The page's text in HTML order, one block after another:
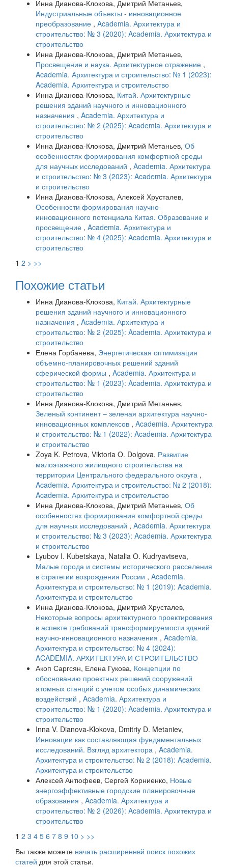
Инна Дианова-Клокова, Дмитрий Метаньев,
Индустриальные объекты - инновационное
преобразование , Academia. Архитектура и
строительство: № 3 (2020): Academia. Архитектура и
строительство
Инна Дианова-Клокова, Дмитрий Метаньев,
Просвещение и наука. Архитектурное отражение ,
Academia. Архитектура и строительство: № 1 (2023):
Academia. Архитектура и строительство
Инна Дианова-Клокова, Китай. Архитектурные
решения зданий научного и инновационного
назначения , Academia. Архитектура и
строительство: № 2 (2025): Academia. Архитектура и
строительство
Инна Дианова-Клокова, Дмитрий Метаньев, Об
особенностях формирования комфортной среды
для научных исследований , Academia. Архитектура
и строительство: № 3 (2023): Academia. Архитектура
и строительство
Инна Дианова-Клокова, Алексей Хрусталев,
Особенности формирования научно-
инновационного потенциала Китая. Образование и
просвещение , Academia. Архитектура и
строительство: № 4 (2025): Academia. Архитектура и
строительство
1 2 > >>
Похожие статьи
Инна Дианова-Клокова, Китай. Архитектурные
решения зданий научного и инновационного
назначения , Academia. Архитектура и
строительство: № 2 (2025): Academia. Архитектура и
строительство
Елена Горбанева, Энергетическая оптимизация
объемно-планировочных решений зданий
сферической формы , Academia. Архитектура и
строительство: № 1 (2023): Academia. Архитектура и
строительство
Инна Дианова-Клокова, Дмитрий Метаньев,
Зеленый континент – зеленая архитектура научно-
инновационных комплексов , Academia. Архитектура
и строительство: № 1 (2022): Academia. Архитектура
и строительство
Zoya K. Petrova, Viktoria O. Dolgova, Развитие
малоэтажного жилищного строительства на
территории Центрального федерального округа ,
Academia. Архитектура и строительство: № 2 (2018):
Academia. Архитектура и строительство
Инна Дианова-Клокова, Дмитрий Метаньев, Об
особенностях формирования комфортной среды
для научных исследований , Academia. Архитектура
и строительство: № 3 (2023): Academia. Архитектура
и строительство
Lyubov I. Kubetskaya, Natalia O. Kudryavtseva,
Малые города и системы исторического расселения
в стратегии возрождения России , Academia.
Архитектура и строительство: № 1 (2019): Academia.
Архитектура и строительство
Инна Дианова-Клокова, Дмитрий Хрусталев,
Некоторые вопросы архитектурного проектирования
в аспекте требований трансформируемости зданий
научно-инновационного назначения , Academia.
Архитектура и строительство: № 4 (2024):
ACADEMIA. АРХИТЕКТУРА И СТРОИТЕЛЬСТВО
Акоп Саргсян, Елена Гукова, Концепции по
обоснованию проектных решений сооружений
атомных станций с учетом особых динамических
воздействий , Academia. Архитектура и
строительство: № 1 (2020): Academia. Архитектура и
строительство
Inna V. Dianova-Klokova, Dmitriy D. Metaniev,
Инновации как составляющая фундаментальных
исследований. Взгляд архитектора , Academia.
Архитектура и строительство: № 2 (2018): Academia.
Архитектура и строительство
Алексей Антюфеев, Сергей Корниенко, Новые
энергоэффективные городские планировочные
образования , Academia. Архитектура и
строительство: № 2 (2026): Academia. Архитектура и
строительство
1 2 3 4 5 6 7 8 9 10 > >>
Вы также можете начать расширеннвй поиск похожих
статей для этой статьи.